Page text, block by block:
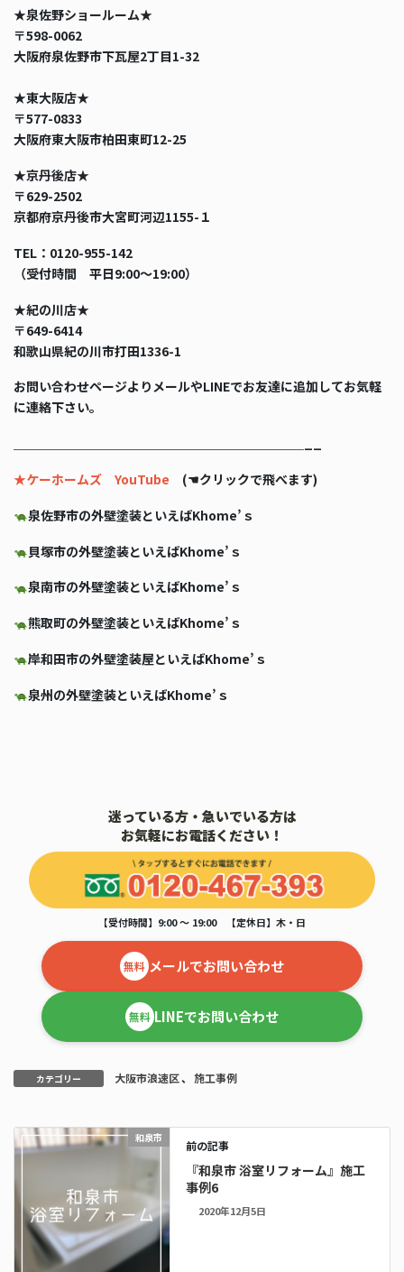
★泉佐野ショールーム★
〒598-0062
大阪府泉佐野市下瓦屋2丁目1-32
★東大阪店★
〒577-0833
大阪府東大阪市柏田東町12-25
★京丹後店★
〒629-2502
京都府京丹後市大宮町河辺1155-１
TEL：0120-955-142
（受付時間 平日9:00〜19:00）
★紀の川店★
〒649-6414
和歌山県紀の川市打田1336-1
お問い合わせページよりメールやLINEでお友達に追加してお気軽
に連絡下さい。
★ケーホームズ YouTube (☚クリックで飛べます)
泉佐野市の外壁塗装といえばKhome’ｓ
貝塚市の外壁塗装といえばKhome’ｓ
泉南市の外壁塗装といえばKhome’ｓ
熊取町の外壁塗装といえばKhome’ｓ
岸和田市の外壁塗装屋といえばKhome’ｓ
泉州の外壁塗装といえばKhome’ｓ
迷っている方・急いでいる方は
お気軽にお電話ください！
【受付時間】9:00 ～ 19:00 【定休日】木・日
無料 メールでお問い合わせ
無料 LINEでお問い合わせ
カテゴリー 大阪市浪速区、 施工事例
和泉市
前の記事
『和泉市 浴室リフォーム』施工
事例6
2020年12月5日